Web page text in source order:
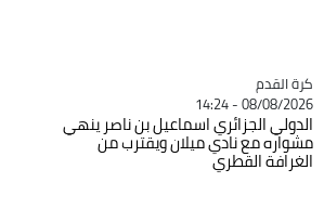
Catégorie
كرة القدم
08/08/2026 - 14:24
الدولي الجزائري اسماعيل بن ناصر ينهي
مشواره مع نادي ميلان ويقترب من
الغرافة القطري